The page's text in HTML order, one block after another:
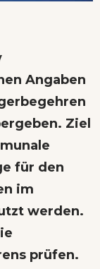
Angaben
Ziel
für den
im
werden.
prüfen.